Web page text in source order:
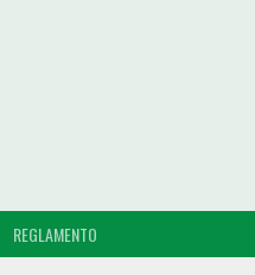
REGLAMENTO